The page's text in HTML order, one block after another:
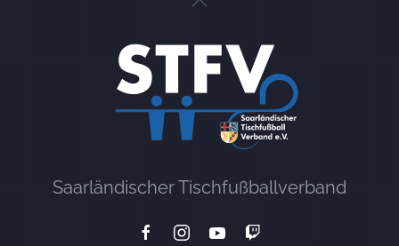
Saarländischer Tischfußballverband